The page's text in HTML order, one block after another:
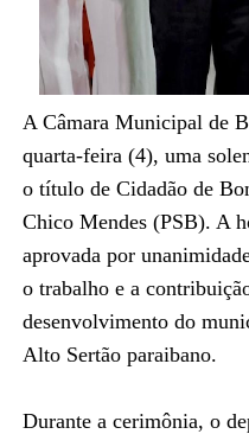
A Câmara Municipal de
quarta-feira (4), uma
o título de Cidadão de
Chico Mendes (PSB). A
aprovada por
o trabalho e a
desenvolvimento do
Alto Sertão paraibano.
Durante a cerimônia, o